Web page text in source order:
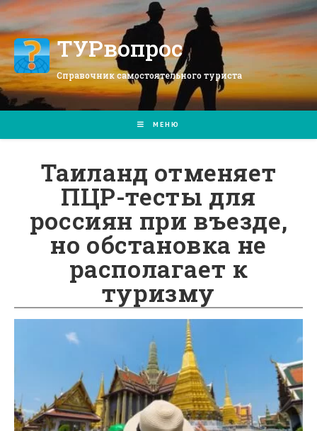
Перейти
к
содержимомуТУРвопрос
Справочник самостоятельного туриста
МЕНЮ
Таиланд отменяет
ПЦР-тесты для
россиян при въезде,
но обстановка не
располагает к
туризму